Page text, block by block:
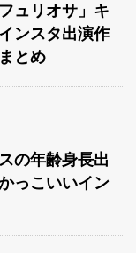
ュリオサ」キ
ンスタ出演作
とめ
の年齢身長出
っこいいイン